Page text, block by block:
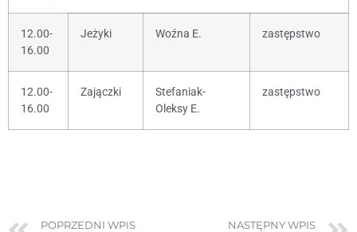
12.00-
16.00
Jeżyki Woźna E. zastępstwo
12.00-
16.00
Zajączki
Stefaniak-
Oleksy E.
zastępstwo
POPRZEDNI WPIS NASTĘPNY WPIS